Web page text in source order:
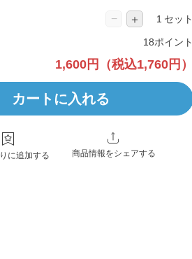
− ＋ セット
18ポイント
1,600円 （税込1,760円）
カートに入れる
に追加する 商品情報をシェアする